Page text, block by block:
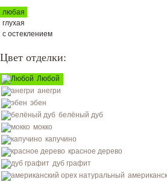
любая
глухая
с остеклением
Цвет отделки:
Любой
анегри
эбен
белёный дуб
мокко
капучино
красное дерево
дуб графит